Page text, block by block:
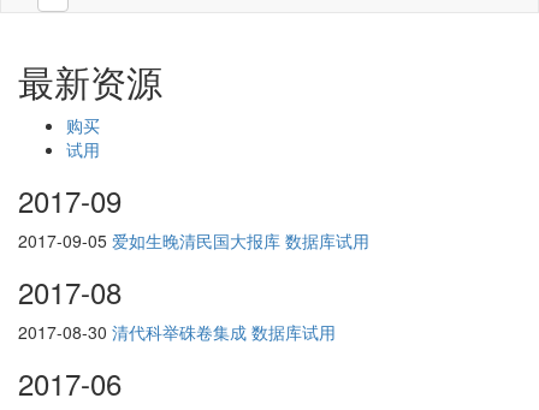
最新资源
购买
试用
2017-09
2017-09-05 爱如生晚清民国大报库 数据库试用
2017-08
2017-08-30 清代科举硃卷集成 数据库试用
2017-06